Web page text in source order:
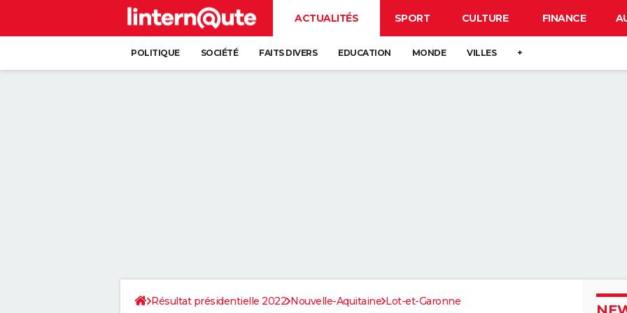
ACTUALITÉS SPORT CULTURE FINANCE
POLITIQUE SOCIÉTÉ FAITS DIVERS EDUCATION MONDE VILLES +
Résultat présidentielle 2022 Nouvelle-Aquitaine Lot-et-Garonne